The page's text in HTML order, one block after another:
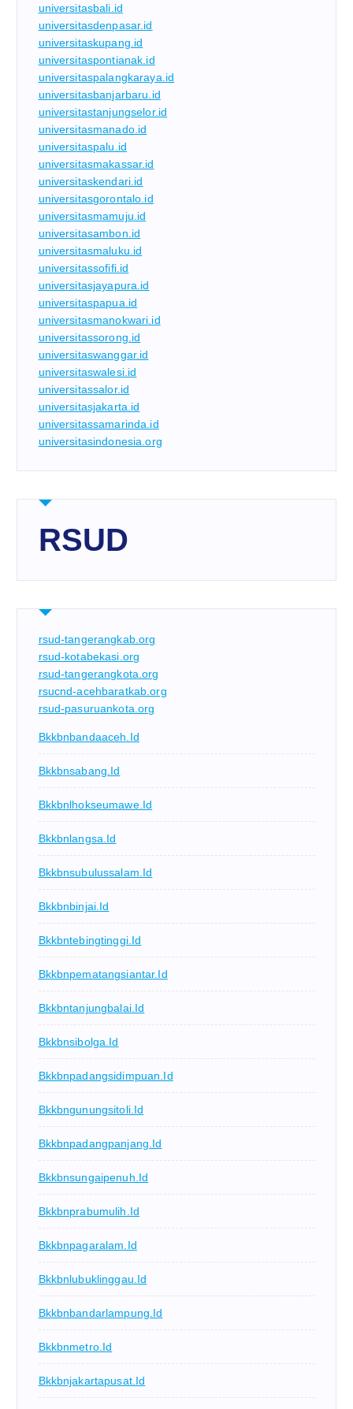
universitasbali.id
universitasdenpasar.id
universitaskupang.id
universitaspontianak.id
universitaspalangkaraya.id
universitasbanjarbaru.id
universitastanjungselor.id
universitasmanado.id
universitaspalu.id
universitasmakassar.id
universitaskendari.id
universitasgorontalo.id
universitasmamuju.id
universitasambon.id
universitasmaluku.id
universitassofifi.id
universitasjayapura.id
universitaspapua.id
universitasmanokwari.id
universitassorong.id
universitaswanggar.id
universitaswalesi.id
universitassalor.id
universitasjakarta.id
universitassamarinda.id
universitasindonesia.org
RSUD
rsud-tangerangkab.org
rsud-kotabekasi.org
rsud-tangerangkota.org
rsucnd-acehbaratkab.org
rsud-pasuruankota.org
Bkkbnbandaaceh.id
Bkkbnsabang.id
Bkkbnlhokseumawe.id
Bkkbnlangsa.id
Bkkbnsubulussalam.id
Bkkbnbinjai.id
Bkkbntebingtinggi.id
Bkkbnpematangsiantar.id
Bkkbntanjungbalai.id
Bkkbnsibolga.id
Bkkbnpadangsidimpuan.id
Bkkbngunungsitoli.id
Bkkbnpadangpanjang.id
Bkkbnsungaipenuh.id
Bkkbnprabumulih.id
Bkkbnpagaralam.id
Bkkbnlubuklinggau.id
Bkkbnbandarlampung.id
Bkkbnmetro.id
Bkkbnjakartapusat.id